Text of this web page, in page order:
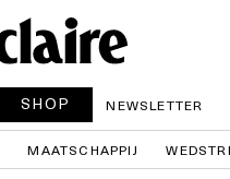
SHOP NEWSLETTER
MAATSCHAPPIJ